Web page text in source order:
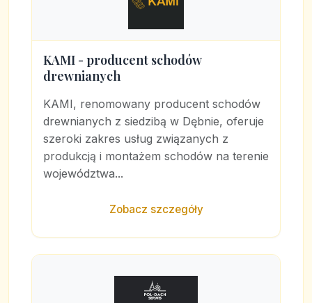
KAMI - producent schodów
drewnianych
KAMI, renomowany producent schodów
drewnianych z siedzibą w Dębnie, oferuje
szeroki zakres usług związanych z
produkcją i montażem schodów na terenie
województwa...
Zobacz szczegóły